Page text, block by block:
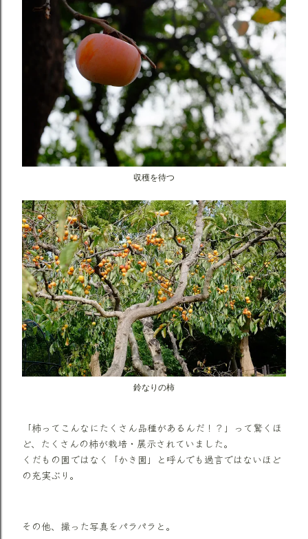
収穫を待つ
鈴なりの柿
「柿ってこんなにたくさん品種があるんだ！？」って驚くほ
ど、たくさんの柿が栽培・展示されていました。
くだもの園ではなく「かき園」と呼んでも過言ではないほど
の充実ぶり。
その他、撮った写真をパラパラと。